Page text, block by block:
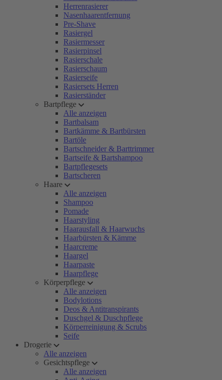
Herrenrasierer
Nasenhaarentfernung
Pre-Shave
Rasiergel
Rasiermesser
Rasierpinsel
Rasierschale
Rasierschaum
Rasierseife
Rasiersets Herren
Rasierständer
Bartpflege
Alle anzeigen
Bartbalsam
Bartkämme & Bartbürsten
Bartöle
Bartschneider & Barttrimmer
Bartseife & Bartshampoo
Bartpflegesets
Bartscheren
Haare
Alle anzeigen
Shampoo
Pomade
Haarstyling
Haarausfall & Haarwuchs
Haarbürsten & Kämme
Haarcreme
Haargel
Haarpaste
Haarpflege
Körperpflege
Alle anzeigen
Bodylotions
Deos & Antitranspirants
Duschgel & Duschpflege
Körperreinigung & Scrubs
Seife
Drogerie
Alle anzeigen
Gesichtspflege
Alle anzeigen